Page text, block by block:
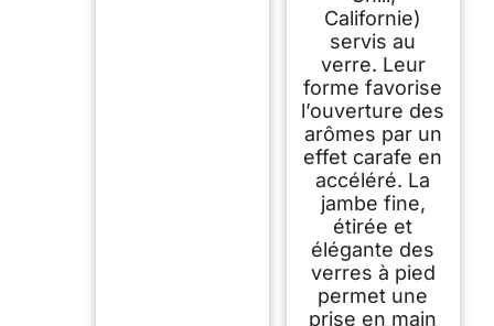
Californie)
servis au
verre. Leur
forme favorise
l’ouverture des
arômes par un
effet carafe en
accéléré. La
jambe fine,
étirée et
élégante des
verres à pied
permet une
prise en main